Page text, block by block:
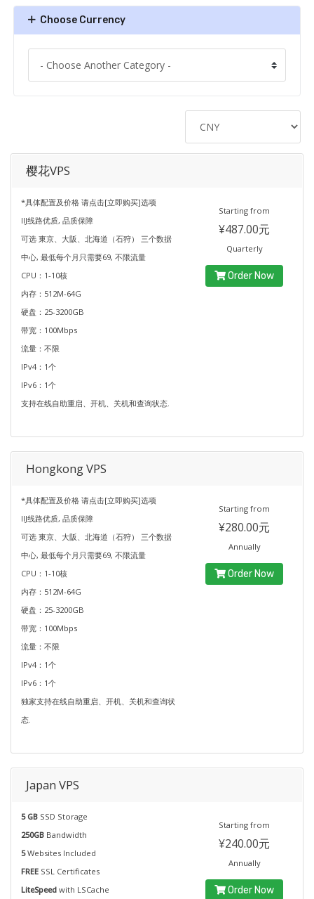
Choose Currency
樱花VPS
*具体配置及价格 请点击[立即购买]选项
IIJ线路优质, 品质保障
可选 東京、大阪、北海道（石狩） 三个数据
中心, 最低每个月只需要69, 不限流量
CPU：1-10核
内存：512M-64G
硬盘：25-3200GB
带宽：100Mbps
流量：不限
IPv4：1个
IPv6：1个
支持在线自助重启、开机、关机和查询状态.
Starting from
¥487.00元
Quarterly
Order Now
Hongkong VPS
*具体配置及价格 请点击[立即购买]选项
IIJ线路优质, 品质保障
可选 東京、大阪、北海道（石狩） 三个数据
中心, 最低每个月只需要69, 不限流量
CPU：1-10核
内存：512M-64G
硬盘：25-3200GB
带宽：100Mbps
流量：不限
IPv4：1个
IPv6：1个
独家支持在线自助重启、开机、关机和查询状
态.
Starting from
¥280.00元
Annually
Order Now
Japan VPS
5 GB SSD Storage
250GB Bandwidth
5Websites Included
FREE SSL Certificates
LiteSpeed with LSCache
Starting from
¥240.00元
Annually
Order Now